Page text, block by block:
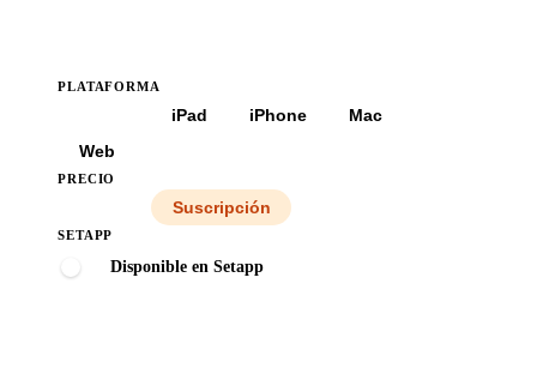
PLATAFORMA
iPad iPhone
Mac
Web
PRECIO
Suscripción
SETAPP
Disponible en Setapp